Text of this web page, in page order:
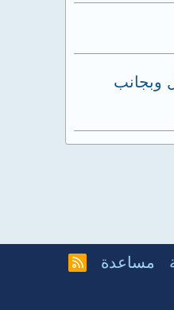
وبجانب
مساعدة